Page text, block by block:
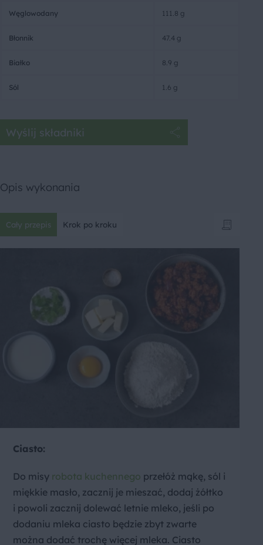
Węglowodany 111.8 g
Błonnik 47.4 g
Białko 8.9 g
Sól 1.6 g
Wyślij składniki
Opis wykonania
Cały przepis Krok po kroku
Ciasto:
Do misy robota kuchennego przełóż mąkę, sól i
miękkie masło, zacznij je mieszać, dodaj żółtko
i powoli zacznij dolewać letnie mleko, jeśli po
dodaniu mleka ciasto będzie zbyt zwarte
można dodać trochę więcej mleka. Ciasto